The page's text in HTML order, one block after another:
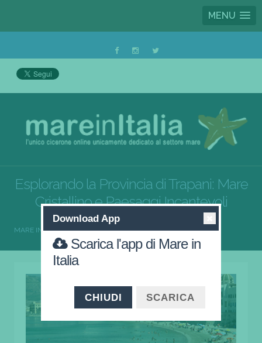
MENU
Esplorando la Provincia di Trapani: Mare
Cristallino e Paesaggi Incantevoli
MARE IN ITALIA SICILIA TRAPANI
Download App
Scarica l'app di Mare in
Italia
CHIUDI SCARICA